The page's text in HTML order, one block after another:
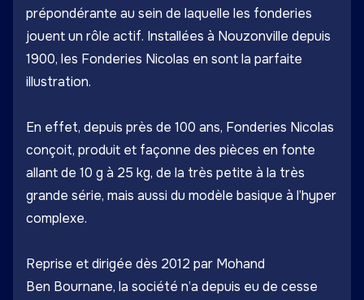
prépondérante au sein de laquelle les fonderies
jouent un rôle actif. Installées à Nouzonville depuis
1900, les Fonderies Nicolas en sont la parfaite
illustration.
En effet, depuis près de 100 ans, Fonderies Nicolas
conçoit, produit et façonne des pièces en fonte
allant de 10 g à 25 kg, de la très petite à la très
grande série, mais aussi du modèle basique à l’hyper
complexe.
Reprise et dirigée dès 2012 par Mohand
Ben Bournane, la société n’a depuis eu de cesse